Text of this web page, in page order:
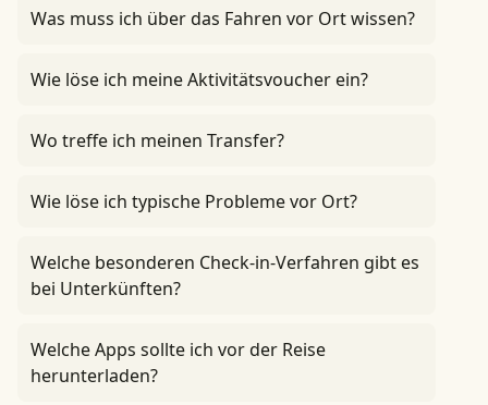
Was muss ich über das Fahren vor Ort wissen?
Wie löse ich meine Aktivitätsvoucher ein?
Wo treffe ich meinen Transfer?
Wie löse ich typische Probleme vor Ort?
Welche besonderen Check-in-Verfahren gibt es
bei Unterkünften?
Welche Apps sollte ich vor der Reise
herunterladen?